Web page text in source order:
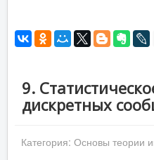
9.
дискретных
Категория: Основы теории